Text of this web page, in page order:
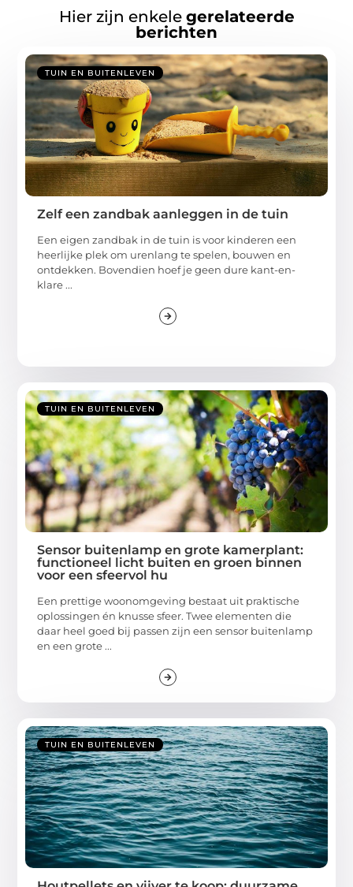
Hier zijn enkele gerelateerde
berichten
TUIN EN BUITENLEVEN
Zelf een zandbak aanleggen in de tuin
Een eigen zandbak in de tuin is voor kinderen een
heerlijke plek om urenlang te spelen, bouwen en
ontdekken. Bovendien hoef je geen dure kant-en-
klare ...
TUIN EN BUITENLEVEN
Sensor buitenlamp en grote kamerplant:
functioneel licht buiten en groen binnen
voor een sfeervol hu
Een prettige woonomgeving bestaat uit praktische
oplossingen én knusse sfeer. Twee elementen die
daar heel goed bij passen zijn een sensor buitenlamp
en een grote ...
TUIN EN BUITENLEVEN